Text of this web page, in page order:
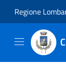
Regione